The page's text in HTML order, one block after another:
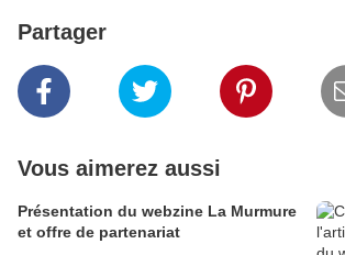
Partager
Vous aimerez aussi
Présentation du webzine La Murmure
et offre de partenariat